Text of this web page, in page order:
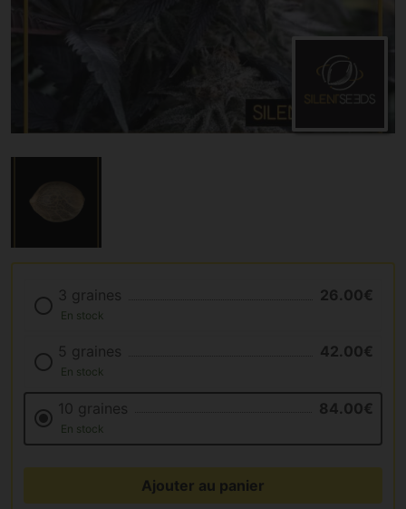
3 graines 26.00€
En stock
5 graines 42.00€
En stock
10 graines 84.00€
En stock
Ajouter au panier